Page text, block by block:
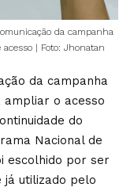
da campanha
| Foto: Jhonatan
da campanha
ampliar o acesso
do
Nacional de
escolhido por ser
já utilizado pelo